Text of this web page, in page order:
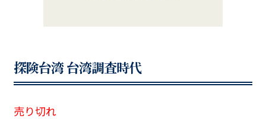
探険台湾 台湾調査時代
売り切れ